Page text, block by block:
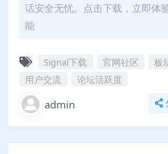
话安全无忧。点击下载，立即体
能
Signal下载 官网社区 板
用户交流
论坛活跃度
admin